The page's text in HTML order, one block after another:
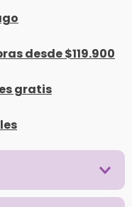
desde $119.900
gratis